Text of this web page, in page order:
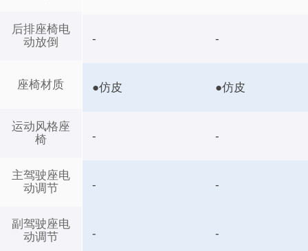
后排座椅电
动放倒
座椅材质
运动风格座
椅
主驾驶座电
动调节
副驾驶座电
动调节
- -
●仿皮 ●仿皮
- -
- -
- -